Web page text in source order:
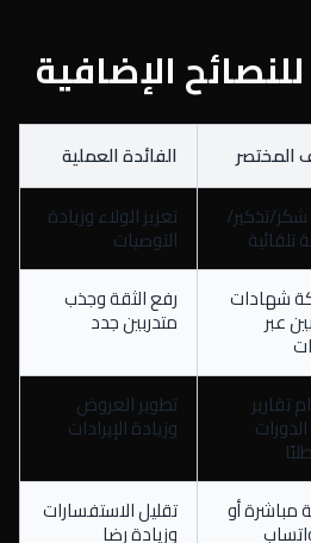
الإضافية
المختصر
الفائدة العملية
تذكير/
تلقائية
تعزيز الولاء وزيادة
التوصيات
شهادات
عبر
رفع الثقة وجذب
متدربين جدد
تقارير تطوير العروض
وزيادة الإيرادات
مباشرة أو تقليل الاستفسارات
وزيادة رضا